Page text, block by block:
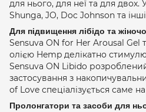
для нього, для неї та для двох.
Shunga, JO, Doc Johnson та
Для підвищення лібідо та
Sensuva ON for Her Arousal Gel
олією Hemp делікатно
Sensuva ON Libido
застосування з
of Love спеціалізується саме
Пролонгатори та засоби для